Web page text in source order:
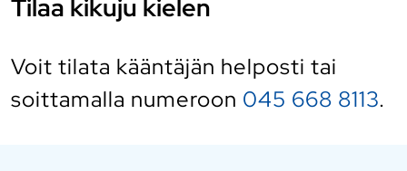
Tilaa kikuju kielen
Voit tilata kääntäjän helposti tai
soittamalla numeroon 045 668 8113.